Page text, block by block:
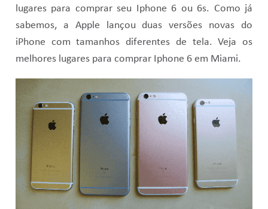
lugares para comprar seu Iphone 6 ou 6s. Como já
sabemos, a Apple lançou duas versões novas do
iPhone com tamanhos diferentes de tela. Veja os
melhores lugares para comprar Iphone 6 em Miami.